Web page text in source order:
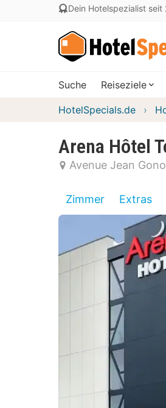
Dein Hotelspezialist seit
Suche Reiseziele
HotelSpecials.de
Arena Hôtel
Avenue Jean
Zimmer Extras